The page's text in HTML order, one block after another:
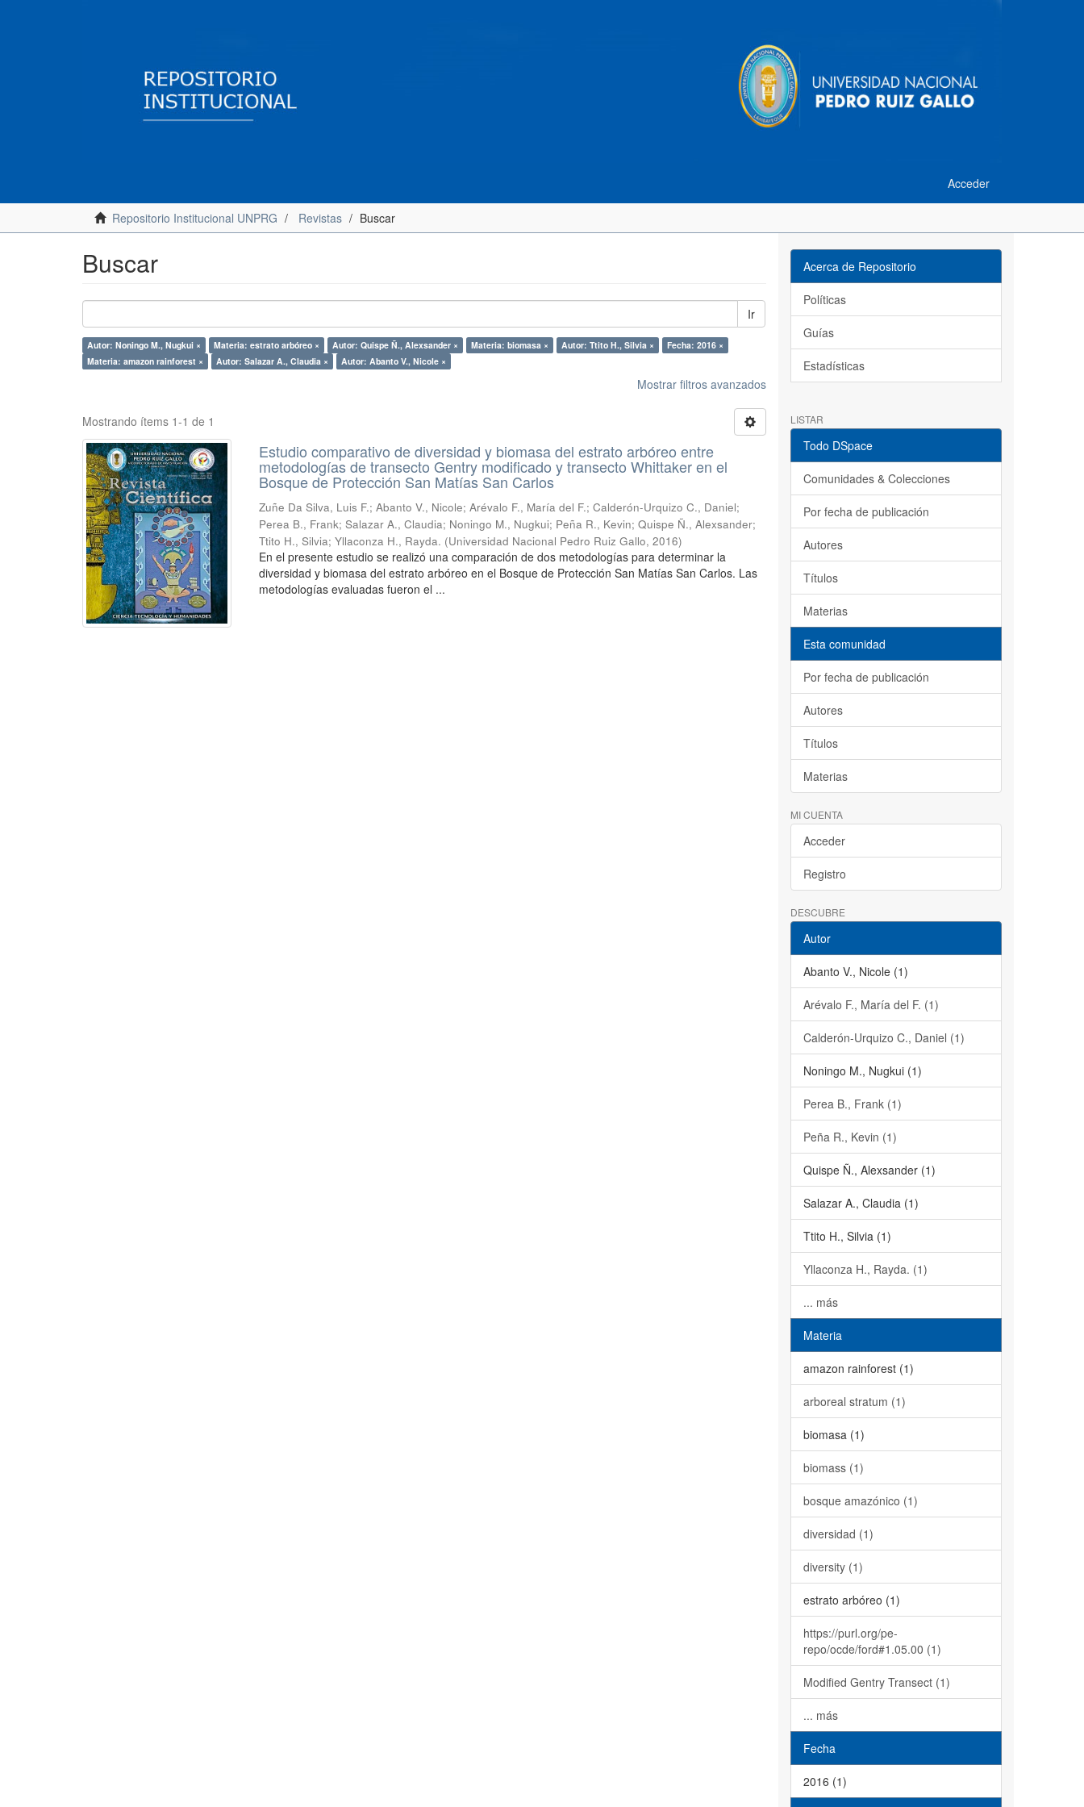
Acceder
Repositorio Institucional UNPRG Revistas Buscar
Buscar
Ir
Autor: Noningo M., Nugkui × Materia: estrato arbóreo × Autor: Quispe Ñ., Alexsander × Materia: biomasa × Autor: Ttito H., Silvia ×
Fecha: 2016 ×
Materia: amazon rainforest ×
Autor: Salazar A., Claudia × Autor: Abanto V., Nicole ×
Mostrar filtros avanzados
Mostrando ítems 1-1 de 1
Estudio comparativo de diversidad y biomasa del estrato arbóreo entre
metodologías de transecto Gentry modificado y transecto Whittaker en el
Bosque de Protección San Matías San Carlos
Zuñe Da Silva, Luis F.;Abanto V., Nicole;Arévalo F., María del F.;Calderón-Urquizo C., Daniel;
Perea B., Frank;Salazar A., Claudia; Noningo M., Nugkui; Peña R., Kevin;Quispe Ñ., Alexsander;
Ttito H., Silvia;Yllaconza H., Rayda. (Universidad Nacional Pedro Ruiz Gallo,2016)
En el presente estudio se realizó una comparación de dos metodologías para determinar la
diversidad y biomasa del estrato arbóreo en el Bosque de Protección San Matías San Carlos. Las
metodologías evaluadas fueron el ...
Acerca de Repositorio
Políticas
Guías
Estadísticas
LISTAR
Todo DSpace
Comunidades & Colecciones
Por fecha de publicación
Autores
Títulos
Materias
Esta comunidad
Por fecha de publicación
Autores
Títulos
Materias
MI CUENTA
Acceder
Registro
DESCUBRE
Autor
Abanto V., Nicole (1)
Arévalo F., María del F. (1)
Calderón-Urquizo C., Daniel (1)
Noningo M., Nugkui (1)
Perea B., Frank (1)
Peña R., Kevin (1)
Quispe Ñ., Alexsander (1)
Salazar A., Claudia (1)
Ttito H., Silvia (1)
Yllaconza H., Rayda. (1)
... más
Materia
amazon rainforest (1)
arboreal stratum (1)
biomasa (1)
biomass (1)
bosque amazónico (1)
diversidad (1)
diversity (1)
estrato arbóreo (1)
https://purl.org/pe-
repo/ocde/ford#1.05.00 (1)
Modified Gentry Transect (1)
... más
Fecha
2016 (1)